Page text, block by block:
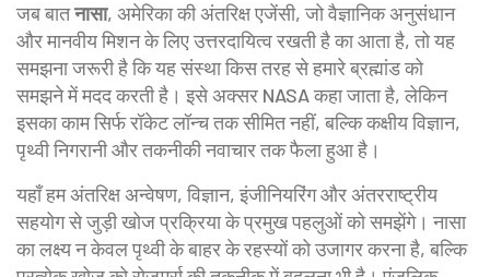
जब बातनासा, अमेरिका की अंतरिक्ष एजेंसी, जो वैज्ञानिक अनुसंधान
और मानवीय मिशन के लिए उत्तरदायित्व रखती हैका आता है, तो यह
समझना जरूरी है कि यह संस्था किस तरह से हमारे ब्रह्मांड को
समझने में मदद करती है। इसे अक्सर NASAकहा जाता है, लेकिन
इसका काम सिर्फ रॉकेट लॉन्च तक सीमित नहीं, बल्कि कक्षीय विज्ञान,
पृथ्वी निगरानी और तकनीकी नवाचार तक फैला हुआ है।
यहाँ हमअंतरिक्ष अन्वेषण,विज्ञान, इंजीनियरिंग और अंतरराष्ट्रीय
सहयोग से जुड़ी खोज प्रक्रियाके प्रमुख पहलुओं को समझेंगे। नासा
का लक्ष्य न केवल पृथ्वी के बाहर के रहस्यों को उजागर करना है, बल्कि